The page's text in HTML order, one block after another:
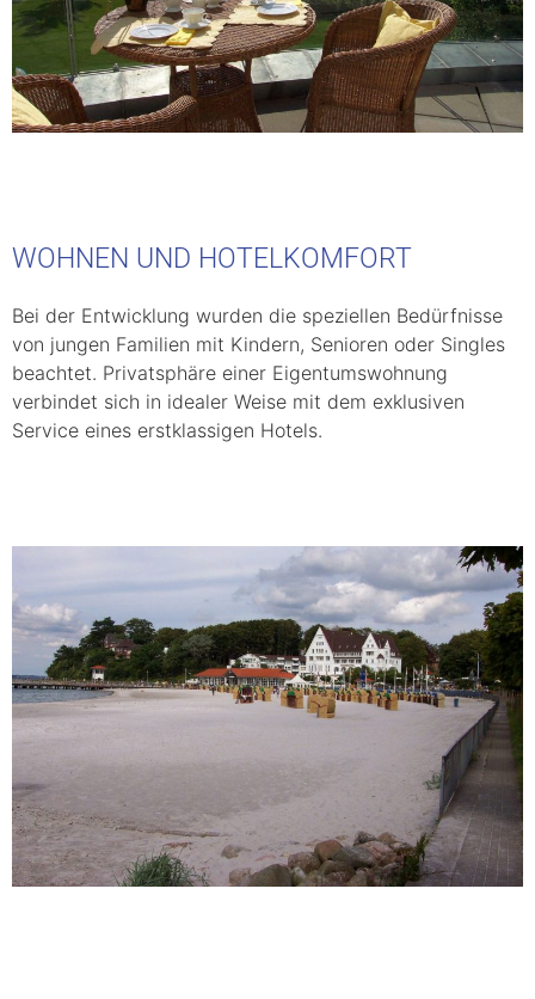
WOHNEN UND HOTELKOMFORT
Bei der Entwicklung wurden die speziellen Bedürfnisse
von jungen Familien mit Kindern, Senioren oder Singles
beachtet. Privatsphäre einer Eigentumswohnung
verbindet sich in idealer Weise mit dem exklusiven
Service eines erstklassigen Hotels.